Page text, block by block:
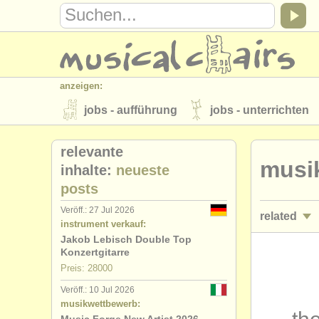
anzeigen:
jobs - aufführung jobs - unterrichten
instrumentenverkauf gestohlene
verzeichnisse:
orchester
musicalchairs:
über musicalchairs
verlage:
anzeige veröffentlichen
related
degree
relevante
inhalte: neueste
posts
Veröff.: 27 Jul 2026
instrument verkauf:
Jakob Lebisch Double Top
Konzertgitarre
Preis: 28000
Veröff.: 10 Jul 2026
musikwettbewerb: